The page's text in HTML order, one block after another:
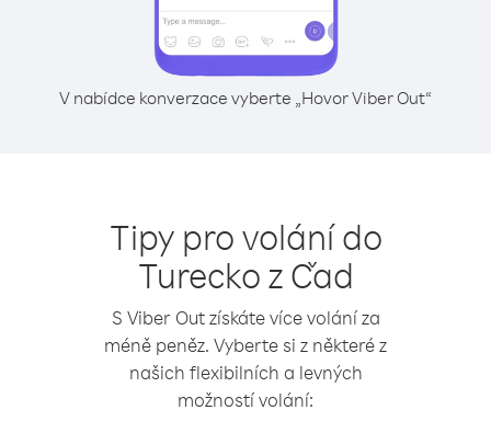
V nabídce konverzace vyberte „Hovor Viber Out“
Tipy pro volání do
Turecko z Čad
S Viber Out získáte více volání za
méně peněz. Vyberte si z některé z
našich flexibilních a levných
možností volání: